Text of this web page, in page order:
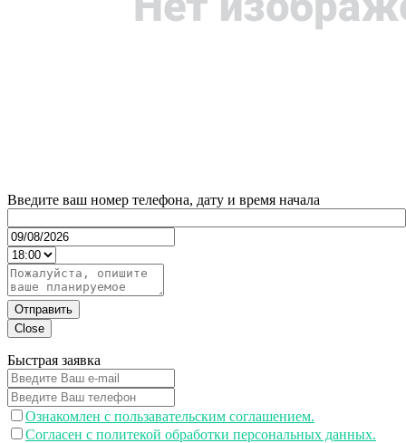
Введите ваш номер телефона, дату и время начала
Отправить
Close
Быстрая заявка
Ознакомлен с пользавательским соглашением.
Согласен с политекой обработки персональных данных.